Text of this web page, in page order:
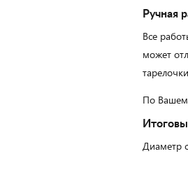
Ручная
Все
может
По
Диаметр